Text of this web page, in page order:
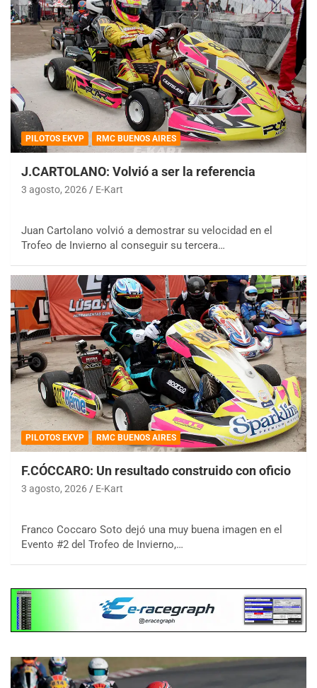
PILOTOS EKVP RMC BUENOS AIRES
J.CARTOLANO: Volvió a ser la referencia
3 agosto, 2026 E-Kart
Juan Cartolano volvió a demostrar su velocidad en el
Trofeo de Invierno al conseguir su tercera…
PILOTOS EKVP RMC BUENOS AIRES
F.CÓCCARO: Un resultado construido con oficio
3 agosto, 2026 E-Kart
Franco Coccaro Soto dejó una muy buena imagen en el
Evento #2 del Trofeo de Invierno,…